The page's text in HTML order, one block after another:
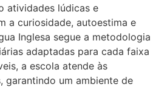
atividades lúdicas e
a curiosidade, autoestima e
Inglesa segue a metodologia
adaptadas para cada faixa
a escola atende às
garantindo um ambiente de